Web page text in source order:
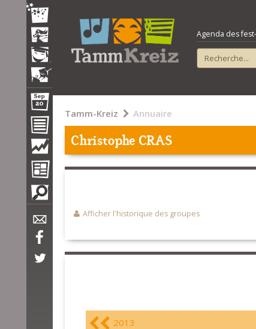
Agenda des
Tamm-Kreiz Annuaire
Christophe CRAS
Afficher l'historique des groupes
2013